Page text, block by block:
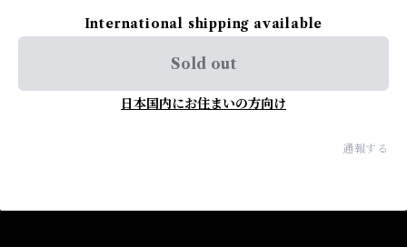
International shipping available
Sold out
日本国内にお住まいの方向け
通報する